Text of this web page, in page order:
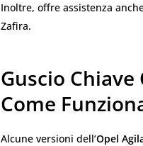
Inoltre, offre assistenza
Zafira.
Guscio
Come
Alcune versioni dell’Opel